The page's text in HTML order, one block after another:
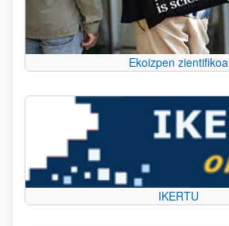
Ekoizpen zientifikoa
IKERTU